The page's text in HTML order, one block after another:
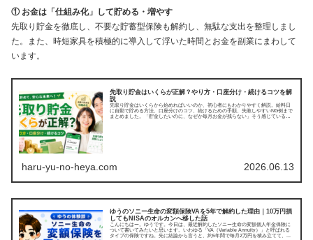
① お金は「仕組み化」して貯める・増やす
先取り貯金を徹底し、不要な貯蓄型保険も解約し、無駄な支出を整理しまし
た。また、時短家具を積極的に導入して浮いた時間とお金を副業にまわして
います。
先取り貯金はいくらが正解？やり方・口座分け・続けるコツを解
説
先取り貯金はいくらから始めればいいのか、初心者にもわかりやすく解説。給料日
に自動で貯める方法、口座分けのコツ、続けるための手順、失敗しやすいNG例まで
まとめました。「貯金したいのに、なぜか毎月お金が残らない」そう感じている人
haru-yu-no-heya.com 2026.06.13
ゆうのソニー生命の変額保険VAを5年で解約した理由｜10万円損
してもNISAのオルカンへ移した話
こんにちはー。ゆうです。今日は、最近解約したソニー生命の変額個人年金保険に
ついて書いてみたいと思います。いわゆる「VA（Variable Annuity）」と呼ばれる
タイプの保険ですね。先に結論から言うと、約5年間で毎月2万円を積み立てて、...